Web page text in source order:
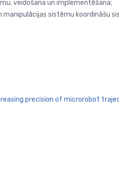
veidošana un implementēšana;
sistēmu koordināšu
precision of microrobot